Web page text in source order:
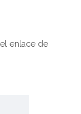
enlace de